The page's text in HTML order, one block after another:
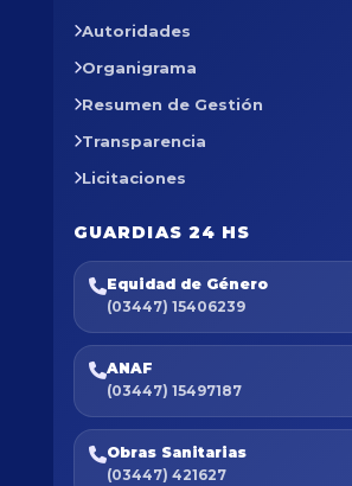
Autoridades
Organigrama
Resumen de Gestión
Transparencia
Licitaciones
GUARDIAS 24 HS
Equidad de Género
(03447) 15406239
ANAF
(03447) 15497187
Obras Sanitarias
(03447) 421627